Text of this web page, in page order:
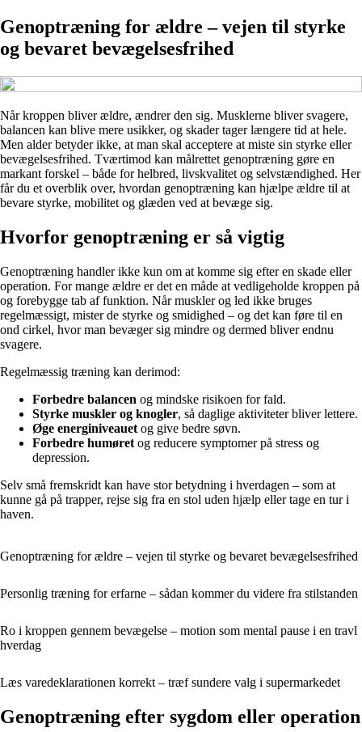
Genoptræning for ældre – vejen til styrke
og bevaret bevægelsesfrihed
Når kroppen bliver ældre, ændrer den sig. Musklerne bliver svagere,
balancen kan blive mere usikker, og skader tager længere tid at hele.
Men alder betyder ikke, at man skal acceptere at miste sin styrke eller
bevægelsesfrihed. Tværtimod kan målrettet genoptræning gøre en
markant forskel – både for helbred, livskvalitet og selvstændighed. Her
får du et overblik over, hvordan genoptræning kan hjælpe ældre til at
bevare styrke, mobilitet og glæden ved at bevæge sig.
Hvorfor genoptræning er så vigtig
Genoptræning handler ikke kun om at komme sig efter en skade eller
operation. For mange ældre er det en måde at vedligeholde kroppen på
og forebygge tab af funktion. Når muskler og led ikke bruges
regelmæssigt, mister de styrke og smidighed – og det kan føre til en
ond cirkel, hvor man bevæger sig mindre og dermed bliver endnu
svagere.
Regelmæssig træning kan derimod:
Forbedre balancen og mindske risikoen for fald.
Styrke muskler og knogler, så daglige aktiviteter bliver lettere.
Øge energiniveauet og give bedre søvn.
Forbedre humøret og reducere symptomer på stress og
depression.
Selv små fremskridt kan have stor betydning i hverdagen – som at
kunne gå på trapper, rejse sig fra en stol uden hjælp eller tage en tur i
haven.
Genoptræning for ældre – vejen til styrke og bevaret bevægelsesfrihed
Personlig træning for erfarne – sådan kommer du videre fra stilstanden
Ro i kroppen gennem bevægelse – motion som mental pause i en travl
hverdag
Læs varedeklarationen korrekt – træf sundere valg i supermarkedet
Genoptræning efter sygdom eller operation